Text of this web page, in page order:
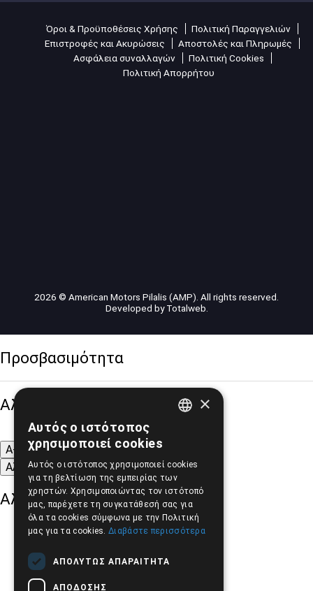
Όροι & Προϋποθέσεις Χρήσης
Πολιτική Παραγγελιών
Επιστροφές και Ακυρώσεις
Αποστολές και Πληρωμές
Ασφάλεια συναλλαγών
Πολιτική Cookies
Πολιτική Απορρήτου
2026 © American Motors Pilalis (AMP). All rights reserved.
Developed byTotalweb
Προσβασιμότητα
Αλλαγή Μεγέθους
A- A+
A
Αλλαγή Γραμματοσειράς
Αλλαγή Χρώματος
×
Αυτός ο ιστότοπος
χρησιμοποιεί cookies
Αυτός ο ιστότοπος χρησιμοποιεί cookies
για τη βελτίωση της εμπειρίας των
χρηστών. Χρησιμοποιώντας τον ιστότοπό
μας, παρέχετε τη συγκατάθεσή σας για
όλα τα cookies σύμφωνα με την Πολιτική
μας για τα cookies. Διαβάστε περισσότερα
ΑΠΟΛΎΤΩΣ ΑΠΑΡΑΊΤΗΤΑ
ΑΠΌΔΟΣΗΣ